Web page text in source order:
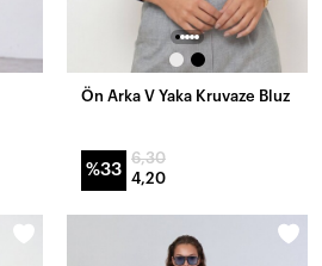
Ön Arka V Yaka Kruvaze Bluz
%33
6,30
4,20